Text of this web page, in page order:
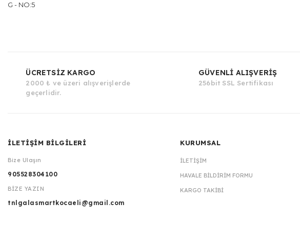
G - NO:5
ÜCRETSİZ KARGO
2000 ₺ ve üzeri alışverişlerde
geçerlidir.
GÜVENLİ ALIŞVERİŞ
256bit SSL Sertifikası
İLETİŞİM BİLGİLERİ
Bize Ulaşın
905528304100
BİZE YAZIN
tnlgalasmartkocaeli@gmail.com
KURUMSAL
İLETIŞIM
HAVALE BILDIRIM FORMU
KARGO TAKIBI